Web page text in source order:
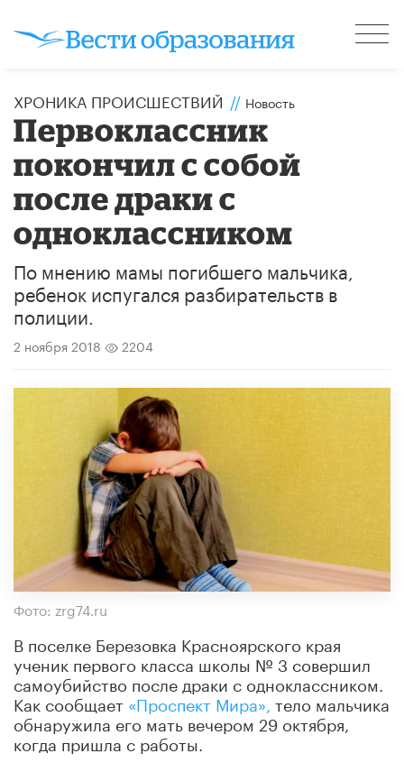
ХРОНИКА ПРОИСШЕСТВИЙ // Новость
​Первоклассник
покончил с собой
после драки с
одноклассником
По мнению мамы погибшего мальчика,
ребенок испугался разбирательств в
полиции.
2 ноября 2018 2204
Фото: zrg74.ru
В поселке Березовка Красноярского края
ученик первого класса школы № 3 совершил
самоубийство после драки с одноклассником.
Как сообщает «Проспект Мира», тело мальчика
обнаружила его мать вечером 29 октября,
когда пришла с работы.